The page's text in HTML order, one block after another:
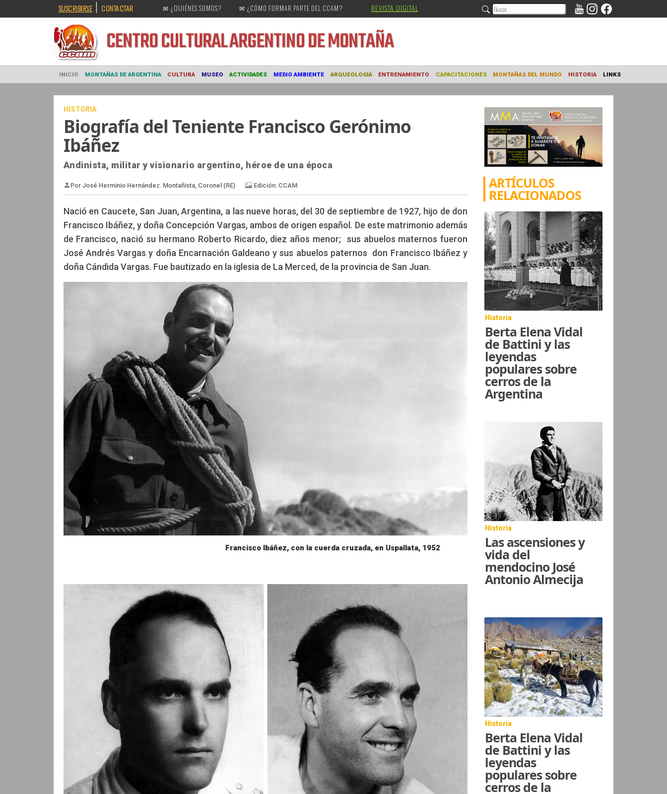
SUSCRIBIRSE | CONTACTAR ✉ ¿QUIÉNES SOMOS? ✉ ¿CÓMO FORMAR PARTE DEL CCAM? REVISTA DIGITAL
CENTRO CULTURALARGENTINO DE MONTAÑA
INICIO MONTAÑAS DE ARGENTINA CULTURA MUSEO ACTIVIDADES MEDIO AMBIENTE ARQUEOLOGÍA ENTRENAMIENTO CAPACITACIONES MONTAÑAS DEL MUNDO HISTORIA
HISTORIA
Biografía del Teniente Francisco Gerónimo
Ibáñez
Andinista, militar y visionario argentino, héroe de una época
Por José Herminio Hernández. Montañista, Coronel (RE) Edición: CCAM
Nació en Caucete, San Juan, Argentina, a las nueve horas, del 30 de septiembre de 1927, hijo de don
Francisco Ibáñez, y doña Concepción Vargas, ambos de origen español. De este matrimonio además
de Francisco, nació su hermano Roberto Ricardo, diez años menor; sus abuelos maternos fueron
José Andrés Vargas y doña Encarnación Galdeano y sus abuelos paternos don Francisco Ibáñez y
doña Cándida Vargas. Fue bautizado en la iglesia de La Merced, de la provincia de San Juan.
Francisco Ibáñez, con la cuerda cruzada, en Uspallata, 1952
ARTÍCULOS
RELACIONADOS
Historia
Berta Elena Vidal
de Battini y las
leyendas
populares sobre
cerros de la
Argentina
Historia
Las ascensiones y
vida del
mendocino José
Antonio Almecija
Historia
Berta Elena Vidal
de Battini y las
leyendas
populares sobre
cerros de la